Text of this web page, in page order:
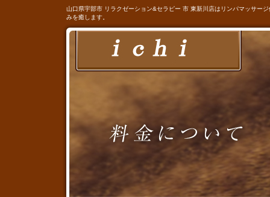
山口県宇部市 リラクゼーション&セラピー 市 東新川店はリンパマッサー
みを癒します。